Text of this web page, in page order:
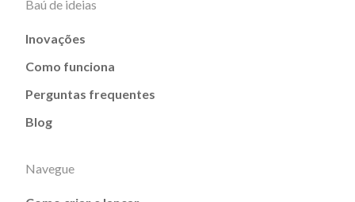
Baú de ideias
Inovações
Como funciona
Perguntas frequentes
Blog
Navegue